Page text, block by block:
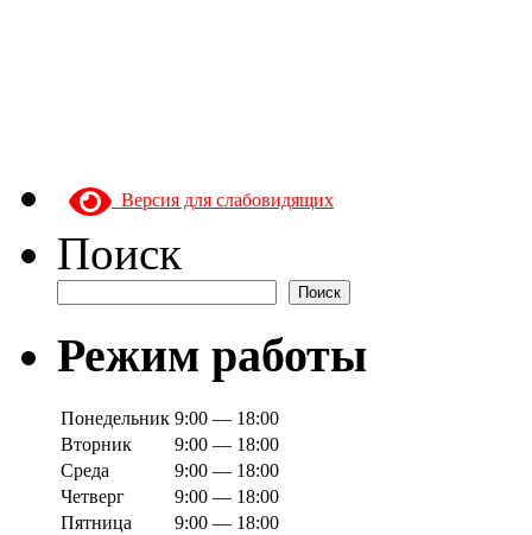
Версия для слабовидящих
Поиск
Поиск
Режим работы
Понедельник 9:00 — 18:00
Вторник
9:00 — 18:00
Среда
9:00 — 18:00
Четверг
9:00 — 18:00
Пятница
9:00 — 18:00